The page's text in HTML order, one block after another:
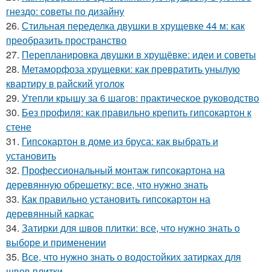
гнездо: советы по дизайну
26. Стильная переделка двушки в хрущевке 44 м: как
преобразить пространство
27. Перепланировка двушки в хрущёвке: идеи и советы
28. Метаморфоза хрущевки: как превратить унылую
квартиру в райский уголок
29. Утепли крышу за 6 шагов: практическое руководство
30. Без профиля: как правильно крепить гипсокартон к
стене
31. Гипсокартон в доме из бруса: как выбрать и
установить
32. Профессиональный монтаж гипсокартона на
деревянную обрешетку: все, что нужно знать
33. Как правильно установить гипсокартон на
деревянный каркас
34. Затирки для швов плитки: все, что нужно знать о
выборе и применении
35. Все, что нужно знать о водостойких затирках для